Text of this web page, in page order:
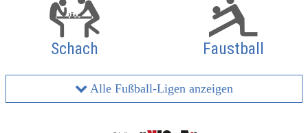
Schach Faustball
Alle Fußball-Ligen anzeigen